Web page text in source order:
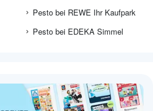
Pesto bei REWE Ihr Kaufpark
Pesto bei EDEKA Simmel